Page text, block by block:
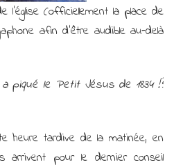
l’église (officiellement la place de
afin d’être audible au-delà
piqué le Petit Jésus de 1834 !?
heure tardive de la matinée, en
arrivent pour le dernier conseil